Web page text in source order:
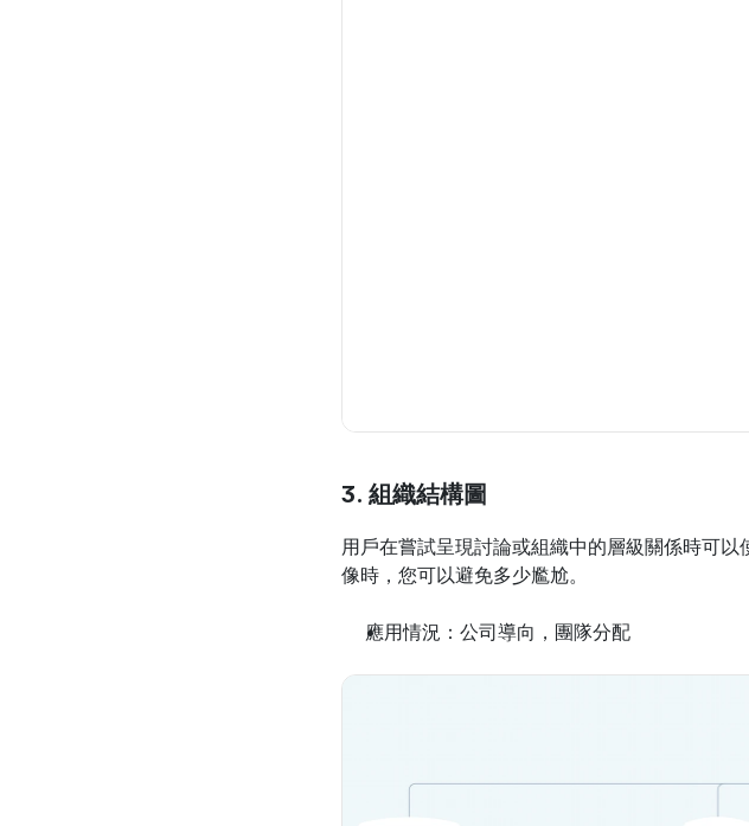
3. 組織結構圖
用戶在嘗試呈現討論或組織中的層級關係時可
像時，您可以避免多少尷尬。
應用情況：公司導向，團隊分配